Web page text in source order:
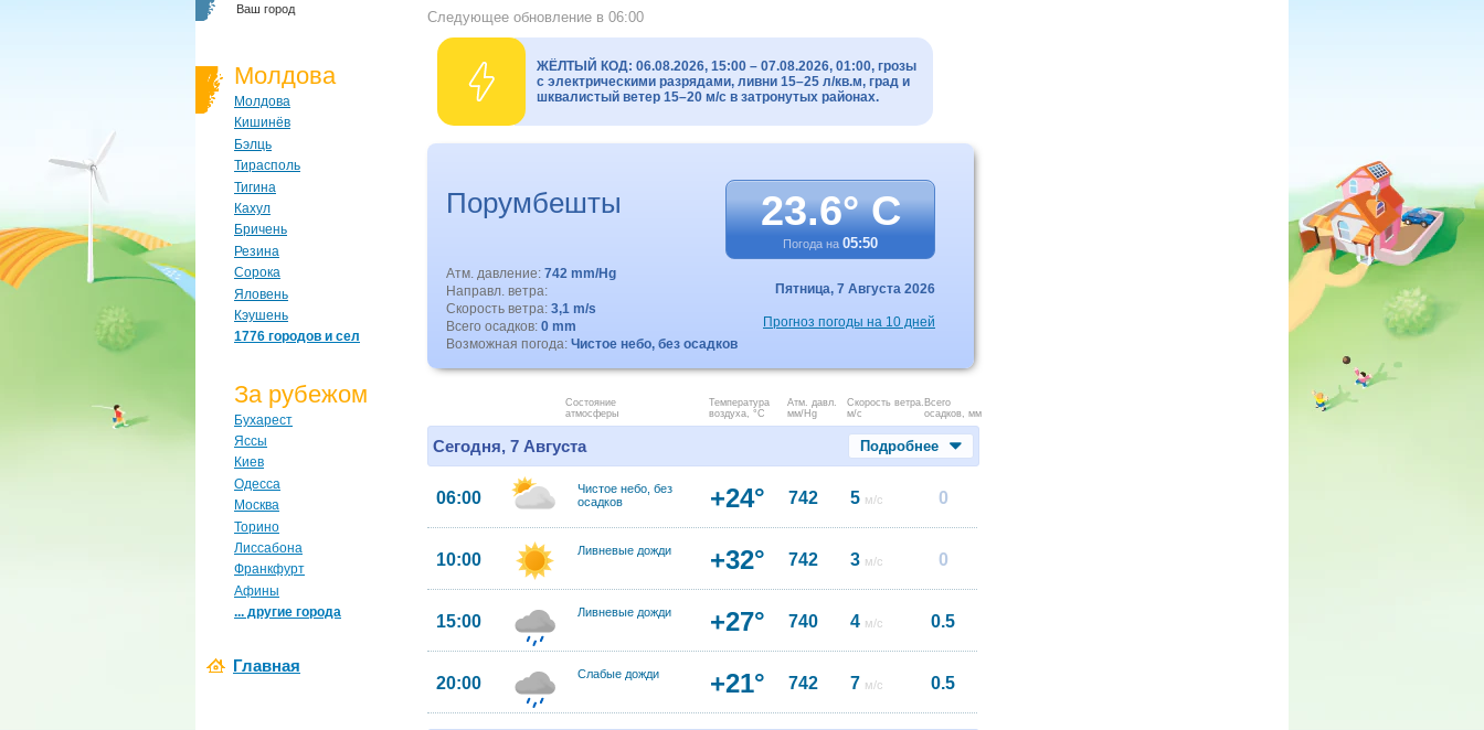
Ваш город
Молдова
Молдова
Кишинёв
Бэлць
Тирасполь
Тигина
Кахул
Бричень
Резина
Сорока
Яловень
Кэушень
1776 городов и сел
За рубежом
Бухарест
Яссы
Киев
Одесса
Москва
Торино
Лиссабона
Франкфурт
Афины
... другие города
Главная
Следующее обновление в 06:00
ЖЁЛТЫЙ КОД: 06.08.2026, 15:00 – 07.08.2026, 01:00, грозы
с электрическими разрядами, ливни 15–25 л/кв.м, град и
шквалистый ветер 15–20 м/с в затронутых районах.
Порумбешты 23.6° C
Погода на 05:50
Атм. давление: 742 mm/Hg
Направл. ветра:
Скорость ветра: 3,1 m/s
Всего осадков: 0 mm
Возможная погода: Чистое небо, без осадков
Пятница, 7 Августа 2026
Прогноз погоды на 10 дней
Состояние
атмосферы
Температура
воздуха, °C
Атм. давл.
мм/Hg
Скорость ветра.
м/с
Всего
осадков, мм
Сегодня, 7 Августа Подробнее
06:00
Чистое небо, без
осадков
+24° 742 5 м/с 0
10:00 Ливневые дожди +32° 742 3 м/с 0
15:00 Ливневые дожди +27° 740 4 м/с 0.5
20:00 Слабые дожди +21° 742 7 м/с 0.5